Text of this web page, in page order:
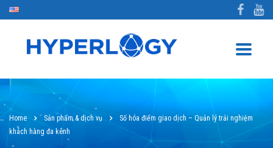
Home Sản phẩm & dịch vụ
Số hóa điểm giao dịch – Quản lý trải nghiệm
khách hàng đa kênh